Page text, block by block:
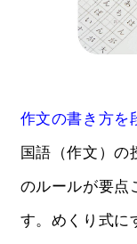
作文の書き方を
国語（作文）の
のルールが要点
す。めくり式に